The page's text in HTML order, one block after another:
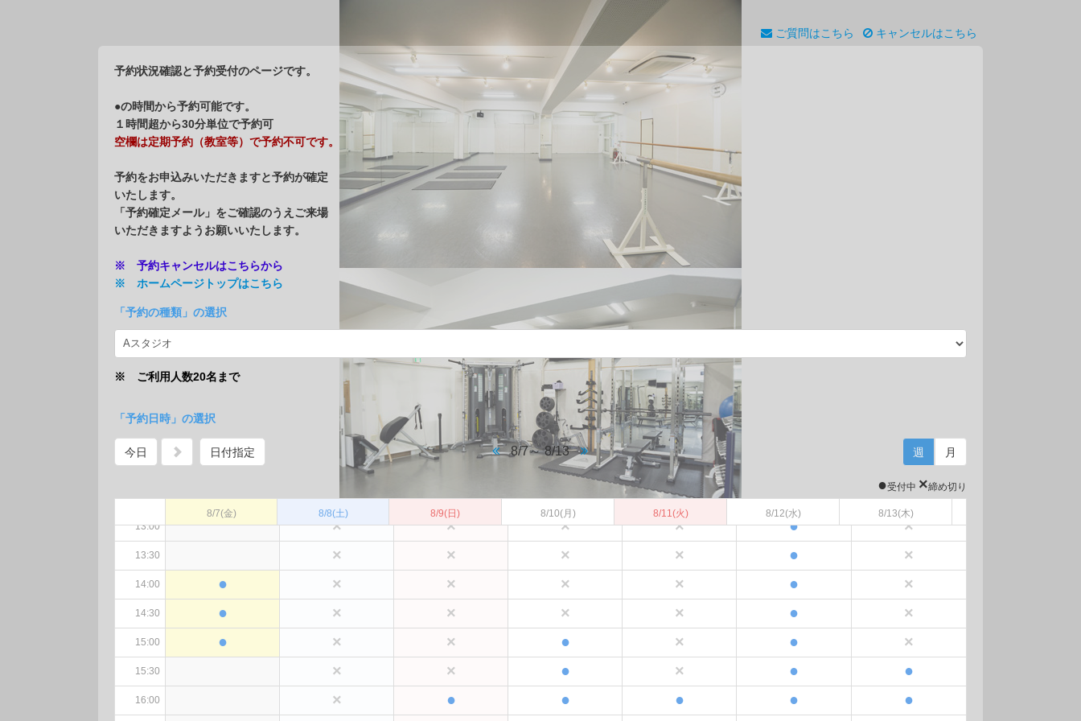
ご質問はこちら キャンセルはこちら
予約状況確認と予約受付のページです。
●の時間から予約可能です。
１時間超から30分単位で予約可
空欄は定期予約（教室等）で予約不可です。
予約をお申込みいただきますと予約が確定
いたします。
「予約確定メール」をご確認のうえご来場
いただきますようお願いいたします。
※ 予約キャンセルはこちらから
※ ホームページトップはこちら
「 予約の種類 」の選択
※ ご利用人数20名まで
「予約日時」の選択
今日 日付指定 8/7～ 8/13 週 月
●受付中 ×締め切り
8/7(金) 8/8(土) 8/9(日) 8/10(月) 8/11(火) 8/12(水) 8/13(木)
07:00 ● ● ●
07:30 ●
08:00
08:30 ● ● ● ●
×
× ×
10:30 × ×
11:00 × ×
11:30 × × × ×
12:00 × × × ×
12:30 × × × × ● ×
13:00 × × × × ● ×
13:30 × × × × ● ×
14:00 ● × × × × ● ×
14:30 ● × × × × ● ×
15:00 ● × × ● × ● ×
15:30 × × ● × ● ●
16:00 × ● ● ● ●
●